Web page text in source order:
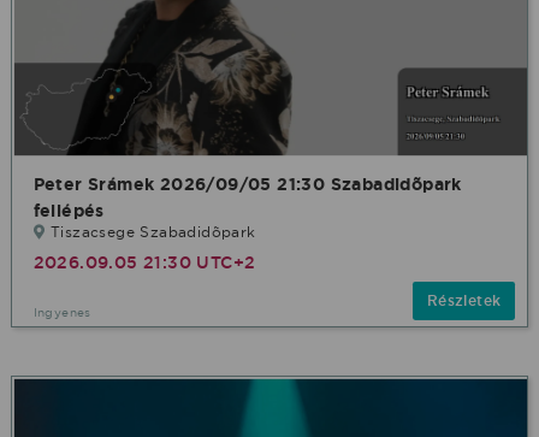
Peter Srámek 2026/09/05 21:30 Szabadidõpark
fellépés
Tiszacsege Szabadidõpark
2026.09.05 21:30 UTC+2
Ingyenes
Részletek